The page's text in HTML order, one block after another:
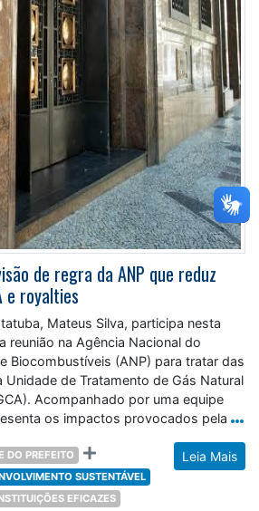
de regra da ANP que reduz
e royalties
Mateus Silva, participa nesta
reunião na Agência Nacional do
Biocombustíveis (ANP) para tratar das
de Tratamento de Gás Natural
Acompanhado por uma equipe
os impactos provocados pela
Leia Mais
DO PREFEITO
SUSTENTÁVEL
EFICAZES